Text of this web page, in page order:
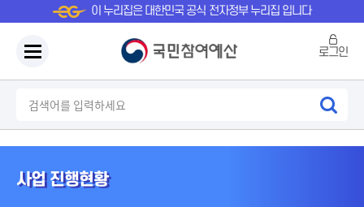
이 누리집은 대한민국 공식 전자정부 누리집 입니다
로그인
사업 진행현황